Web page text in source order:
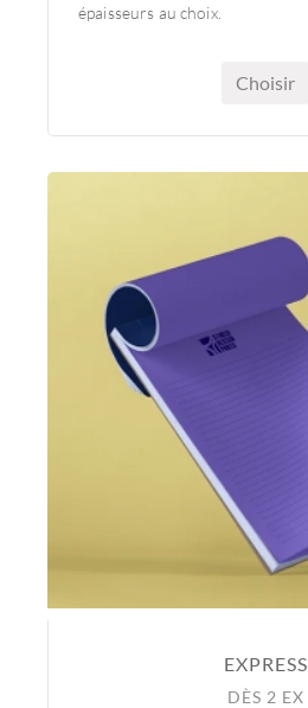
épaisseurs au choix.
Choisir
EXPRESS
DÈS 2 EX